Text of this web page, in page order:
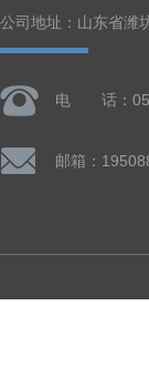
公司地址：山东省潍
电 话：
邮箱：